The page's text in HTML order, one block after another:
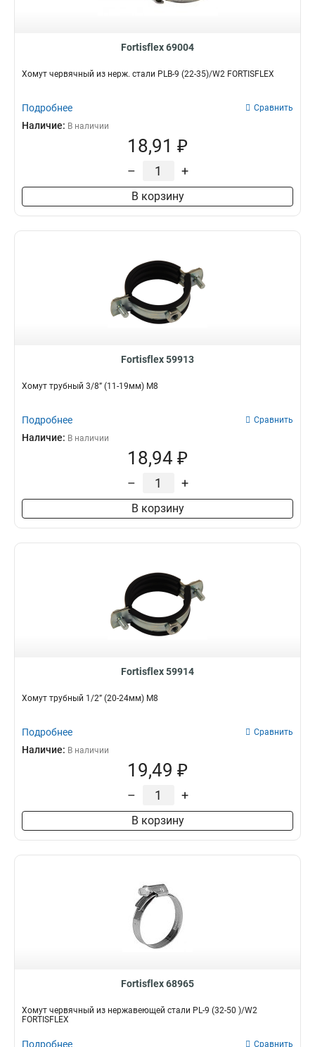
Fortisflex 69004
Хомут червячный из нерж. стали PLB-9 (22-35)/W2 FORTISFLEX
Подробнее Сравнить
Наличие: В наличии
18,91 ₽
– +
В корзину
Fortisflex 59913
Хомут трубный 3/8” (11-19мм) М8
Подробнее Сравнить
Наличие: В наличии
18,94 ₽
– +
В корзину
Fortisflex 59914
Хомут трубный 1/2” (20-24мм) М8
Подробнее Сравнить
Наличие: В наличии
19,49 ₽
– +
В корзину
Fortisflex 68965
Хомут червячный из нержавеющей стали PL-9 (32-50 )/W2
FORTISFLEX
Подробнее Сравнить